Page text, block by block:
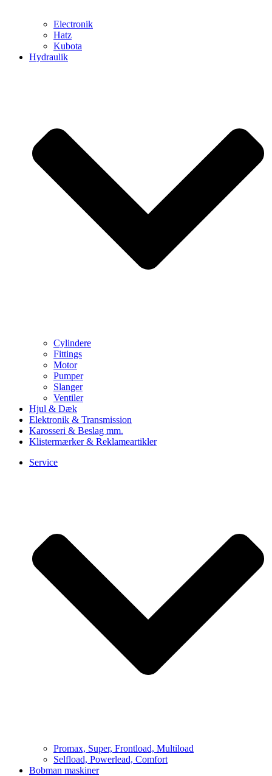
Electronik
Hatz
Kubota
Hydraulik
Cylindere
Fittings
Motor
Pumper
Slanger
Ventiler
Hjul & Dæk
Elektronik & Transmission
Karosseri & Beslag mm.
Klistermærker & Reklameartikler
Service
Promax, Super, Frontload, Multiload
Selfload, Powerlead, Comfort
Bobman maskiner